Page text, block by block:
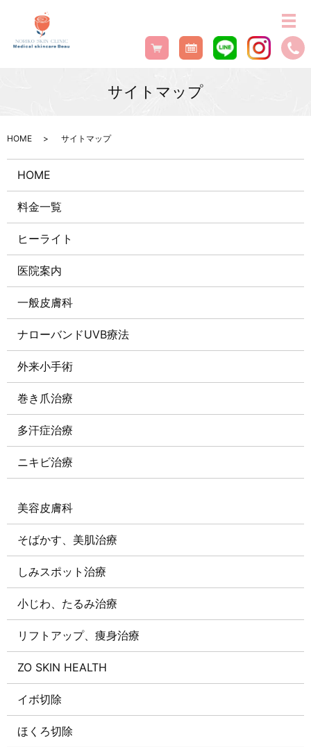
サイトマップ
HOME サイトマップ
HOME
料金一覧
ヒーライト
医院案内
一般皮膚科
ナローバンドUVB療法
外来小手術
巻き爪治療
多汗症治療
ニキビ治療
美容皮膚科
そばかす、美肌治療
しみスポット治療
小じわ、たるみ治療
リフトアップ、痩身治療
ZO SKIN HEALTH
イボ切除
ほくろ切除